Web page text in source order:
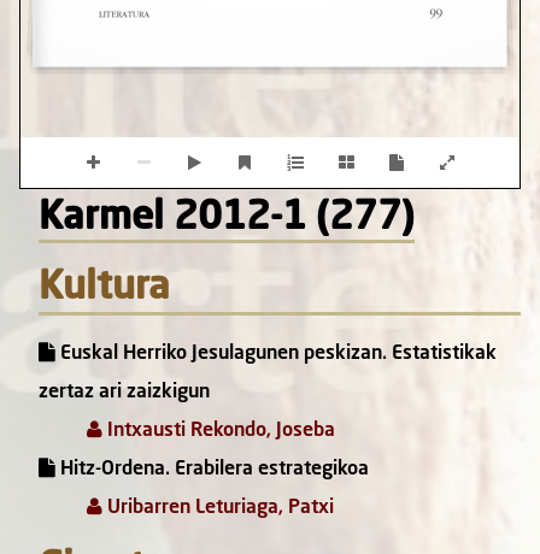
Karmel 2012-1 (277)
Kultura
Euskal Herriko Jesulagunen peskizan. Estatistikak
zertaz ari zaizkigun
Intxausti Rekondo, Joseba
Hitz-Ordena. Erabilera estrategikoa
Uribarren Leturiaga, Patxi